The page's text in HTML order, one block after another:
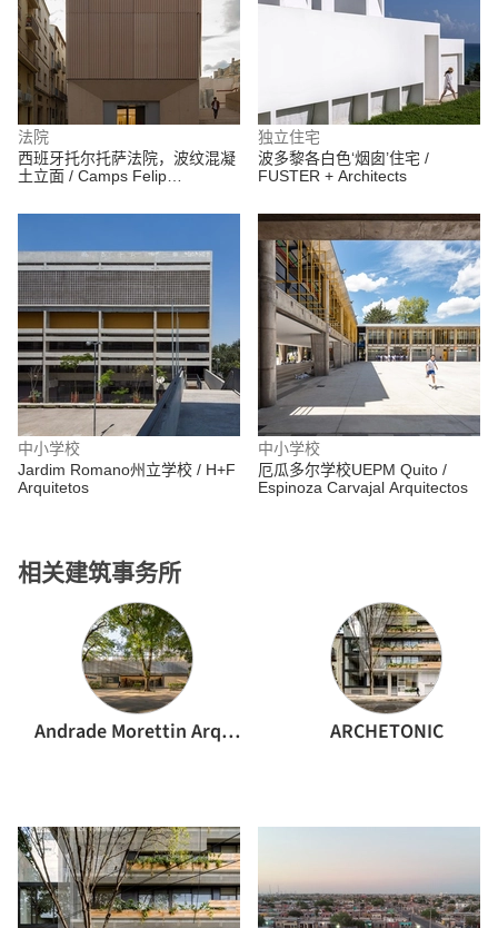
法院
西班牙托尔托萨法院，波纹混凝
土立面 / Camps Felip
独立住宅
波多黎各白色‘烟囱’住宅 /
FUSTER + Architects
中小学校
Jardim Romano州立学校 / H+F
Arquitetos
相关建筑事务所
Andrade Morettin Arquitetos Associados ARCHETONIC
中小学校
厄瓜多尔学校UEPM Quito /
Espinoza Carvajal Arquitectos